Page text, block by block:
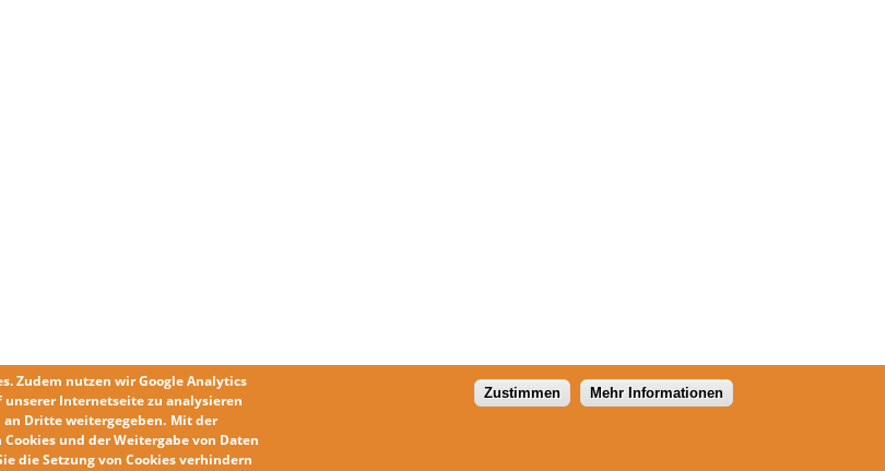
. Zudem nutzen wirGoogle Analytics
Internetseite zu analysieren
Dritte weitergegeben. Mit der
und der Weitergabe von Daten
dieSetzung von Cookies verhindern
Zustimmen Mehr Informationen